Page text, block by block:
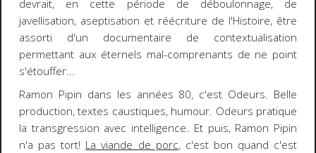
devrait, en cette période de déboulonnage, de
javellisation, aseptisation et réécriture de l'Histoire, être
assorti d'un documentaire de contextualisation
permettant aux éternels mal-comprenants de ne point
s'étouffer...
Ramon Pipin dans les années 80, c'est Odeurs. Belle
production, textes caustiques, humour. Odeurs pratique
la transgression avec intelligence. Et puis, Ramon Pipin
n'a pas tort! La viande de porc, c'est bon quand c'est